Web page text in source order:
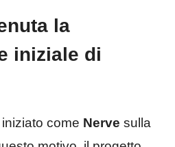
la
iniziale di
come Nerve sulla